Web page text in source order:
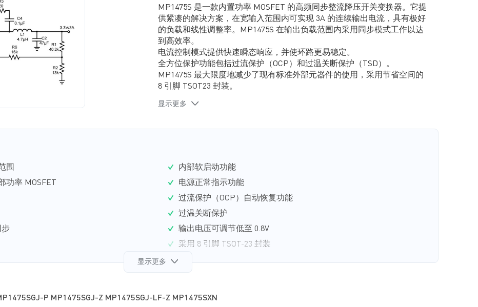
MP1475S 是一款内置功率 MOSFET 的高频同步整流降压开关变换器。它提
供紧凑的解决方案，在宽输入范围内可实现 3A 的连续输出电流，具有极好
的负载和线性调整率。MP1475S 在输出负载范围内采用同步模式工作以达
到高效率。
电流控制模式提供快速瞬态响应，并使环路更易稳定。
全方位保护功能包括过流保护（OCP）和过温关断保护（TSD）。
MP1475S 最大限度地减少了现有标准外部元器件的使用，采用节省空间的
8 引脚 TSOT23 封装。
显示更多
围
率 MOSFET
步
内部软启动功能
电源正常指示功能
过流保护（OCP）自动恢复功能
过温关断保护
输出电压可调节低至 0.8V
采用 8 引脚 TSOT-23 封装
显示更多
P MP1475SGJ-Z MP1475SGJ-LF-Z MP1475SXN